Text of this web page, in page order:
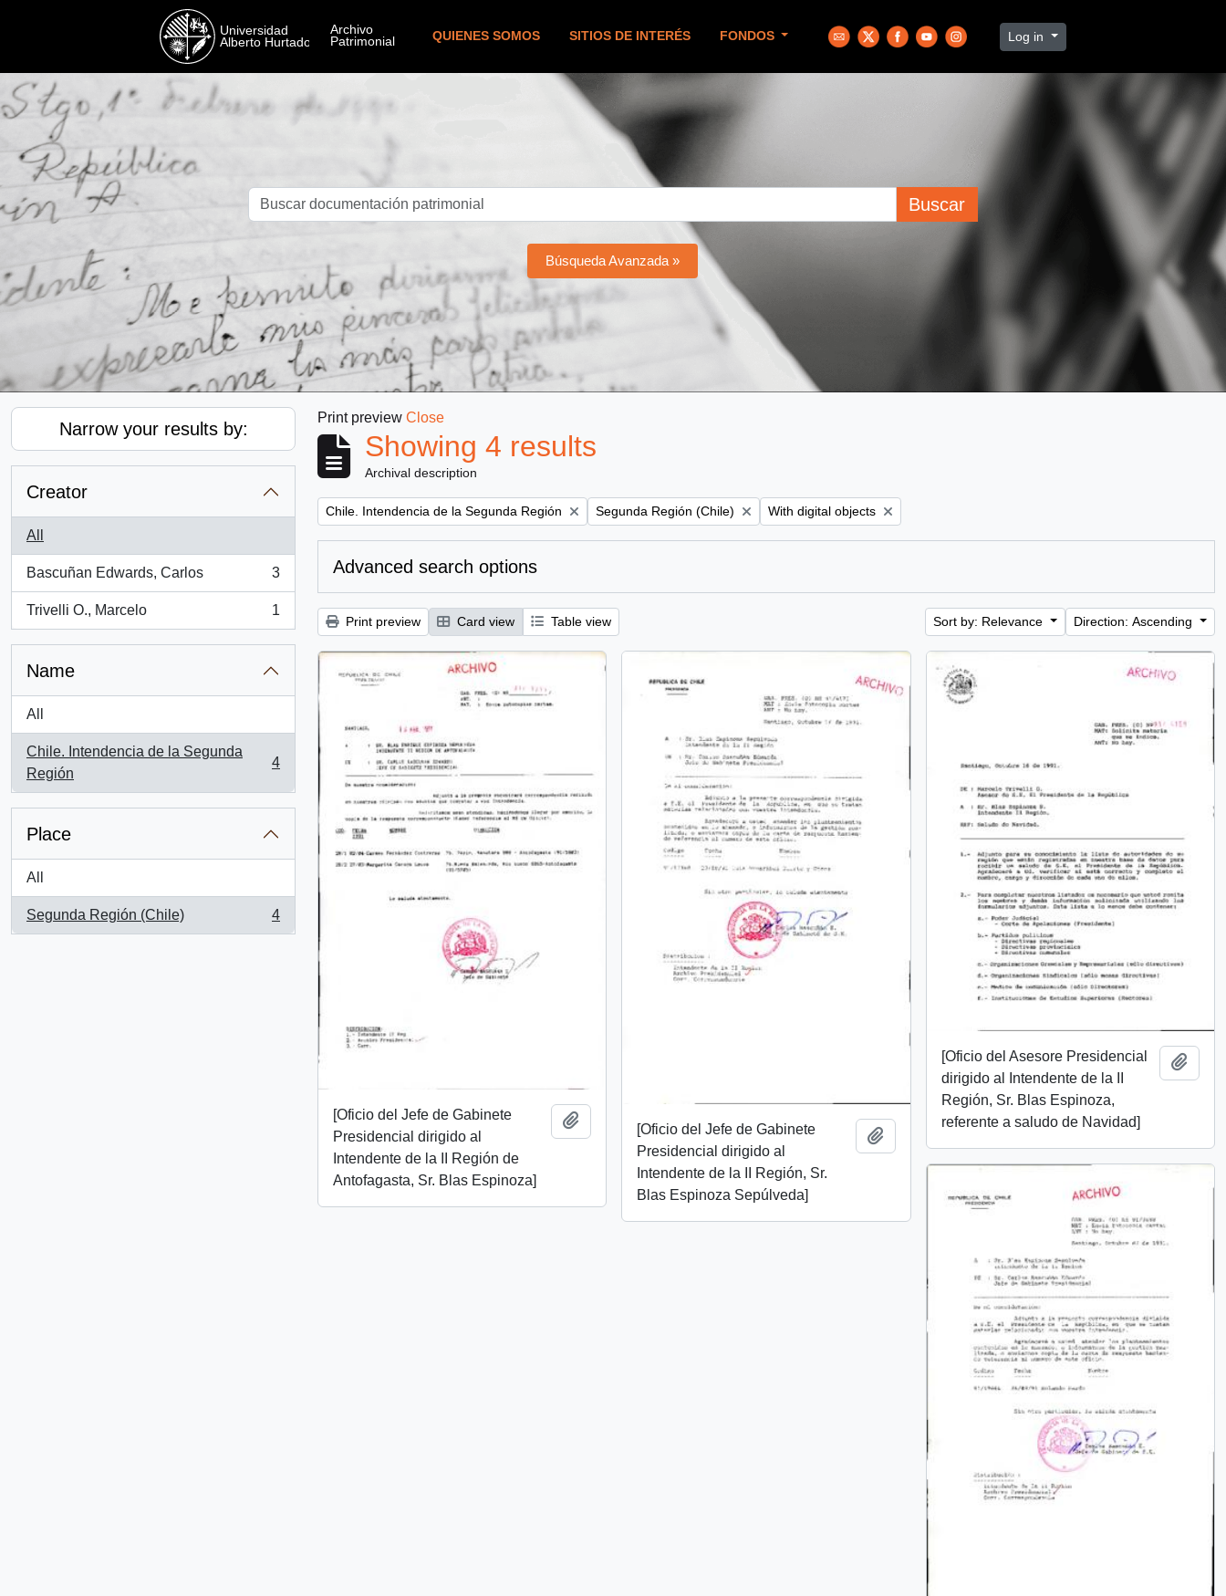
QUIENES SOMOS SITIOS DE INTERÉS FONDOS Log in
Buscar
Búsqueda Avanzada »
Narrow your results by:
Creator
All
Bascuñan Edwards, Carlos
, 3 results
3
Trivelli O., Marcelo
, 1 results
1
Name
All
Chile. Intendencia de la Segunda
Región
, 4 results
4
Place
All
Segunda Región (Chile)
, 4 results
4
Print preview Close
Showing 4 results
Archival description
Remove filter:
Chile. Intendencia de la Segunda Región Remove filter:
Segunda Región (Chile) Remove filter:
With digital objects
Advanced search options
Print preview Card view Table view Sort by: Relevance Direction: Ascending
[Oficio del Jefe de Gabinete
Presidencial dirigido al
Intendente de la II Región de
Antofagasta, Sr. Blas Espinoza]
Add to clipboard
[Oficio del Jefe de Gabinete
Presidencial dirigido al
Intendente de la II Región, Sr.
Blas Espinoza Sepúlveda]
Add to clipboard
[Oficio del Asesore Presidencial
dirigido al Intendente de la II
Región, Sr. Blas Espinoza,
referente a saludo de Navidad]
Add